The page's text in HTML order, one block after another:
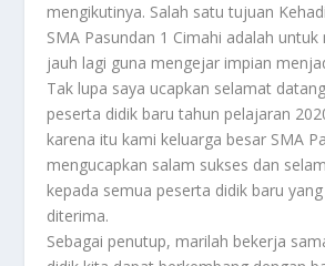
mengikutinya. Salah satu tujuan
SMA Pasundan 1 Cimahi adalah untuk
jauh lagi guna mengejar impian
Tak lupa saya ucapkan selamat
peserta didik baru tahun pelajaran
karena itu kami keluarga besar SMA
mengucapkan salam sukses dan
kepada semua peserta didik baru
diterima.
Sebagai penutup, marilah bekerja